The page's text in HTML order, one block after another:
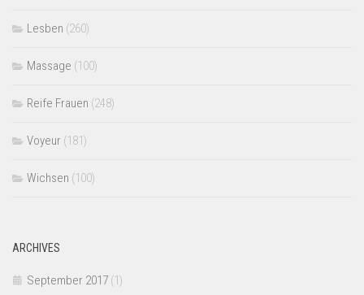
Lesben (260)
Massage (100)
Reife Frauen (248)
Voyeur (181)
Wichsen (100)
ARCHIVES
September 2017 (1)